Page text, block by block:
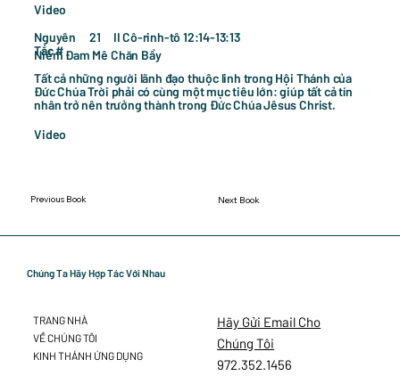
Previous Book Next Book
Video
Nguyên
Tắc #
21
II Cô-rinh-tô 12:14-13:13
Niềm Đam Mê Chăn Bầy
Tất cả những người lãnh đạo thuộc linh trong Hội Thánh của
Đức Chúa Trời phải có cùng một mục tiêu lớn: giúp tất cả tín
nhân trở nên trưởng thành trong Đức Chúa Jêsus Christ.
Video
Chúng Ta Hãy Hợp Tác Với Nhau
Hãy Gửi Email Cho
Chúng Tôi
972.352.1456
TRANG NHÀ
VỀ CHÚNG TÔI
KINH THÁNH ỨNG DỤNG